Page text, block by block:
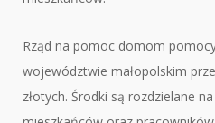
Rząd na pomoc domom
województwie małopolskim
złotych. Środki są rozdzielane